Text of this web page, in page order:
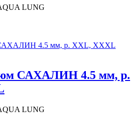
LUNG
САХАЛИН 4.5 мм, р.
LUNG